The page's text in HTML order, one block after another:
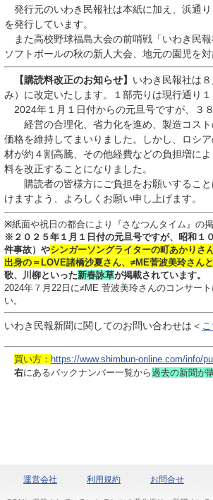
発行元のいわき民報社は本紙に加え、浜通
を発行しています。
また高校野球福島大会の前哨戦「いわき民
ソフトボールの秋の新人大会、地元の園児を
【購読料改正のお知らせ】 いわき民報社は
み）に改定いたします。１部売りは現行通り１
2024年１月１日付からの元旦号ですが、３
経営の合理化、省力化を進め、製造コス
価格を維持してまいりました。しかし、ロシ
材が約４割高騰、その他経費などの負担増に
料を改正することになりました。
購読者の皆様方にご負担をお願いするこ
けますよう、よろしくお願い申し上げます。
※紙面や祝日の都合により『さなつんタイム』の
※ ２０２５年１月 １日 付の元旦号ですが、昭和１
件事故）やシンガーソングライターの町あかりさ
出身の ＝LOVE諸橋沙夏さん、≠ME菅波美玲さん
歌、川柳といった新春詠草が掲載されています。
2024年７月22日に≠ME 菅波美玲さんのコンサー
い。
いわき民報新聞に関してのお問い合わせは ＜
買い方： https://www.shimbun-online.com/info/
右にあるバックナンバー一覧から過去の新聞が
運営会社 利用規約 お問合せ